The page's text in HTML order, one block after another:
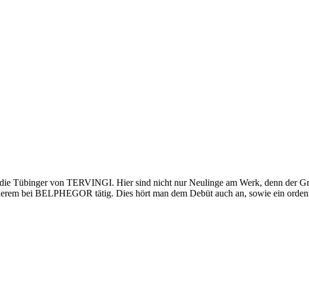
Tübinger von TERVINGI. Hier sind nicht nur Neulinge am Werk, denn der
bei BELPHEGOR tätig. Dies hört man dem Debüt auch an, sowie ein